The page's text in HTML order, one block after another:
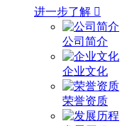
进一步了解 
公司简介
企业文化
荣誉资质